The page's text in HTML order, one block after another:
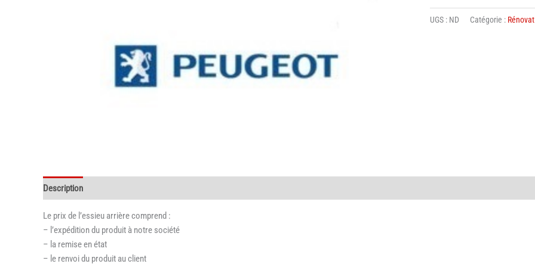
UGS : ND Catégorie :
Description
Le prix de l’essieu arrière comprend :
– l’expédition du produit à notre société
– la remise en état
– le renvoi du produit au client